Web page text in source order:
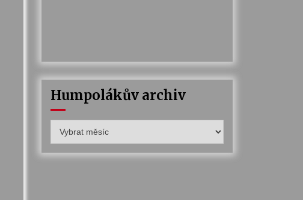
Humpolákův archiv
archiv